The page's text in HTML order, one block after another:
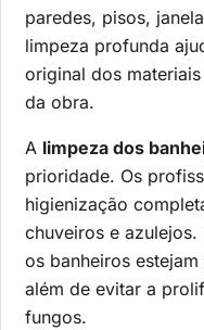
paredes, pisos,
limpeza profunda
original dos
da obra.
A limpeza dos
prioridade. Os
higienização
chuveiros e
os banheiros
além de evitar a
fungos.